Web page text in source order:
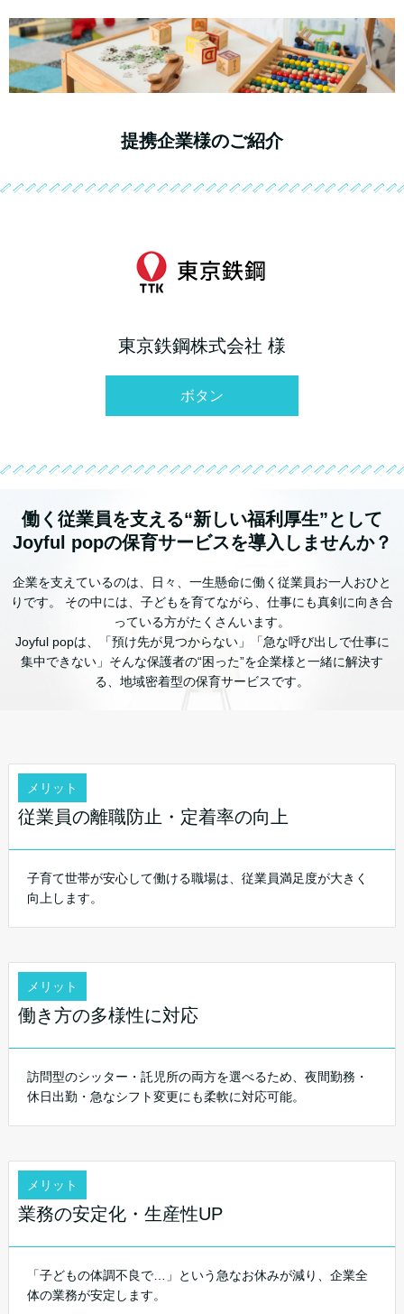
提携企業様のご紹介
東京鉄鋼株式会社 様
ボタン
働く従業員を支える“新しい福利厚生”として
Joyful popの保育サービスを導入しませんか？
企業を支えているのは、日々、一生懸命に働く従業員お一人おひと
りです。 その中には、子どもを育てながら、仕事にも真剣に向き合
っている方がたくさんいます。
Joyful popは、「預け先が見つからない」「急な呼び出しで仕事に
集中できない」そんな保護者の“困った”を企業様と一緒に解決す
る、地域密着型の保育サービスです。
メリット
従業員の離職防止・定着率の向上
子育て世帯が安心して働ける職場は、従業員満足度が大きく
向上します。
メリット
働き方の多様性に対応
訪問型のシッター・託児所の両方を選べるため、夜間勤務・
休日出勤・急なシフト変更にも柔軟に対応可能。
メリット
業務の安定化・生産性UP
「子どもの体調不良で…」という急なお休みが減り、企業全
体の業務が安定します。